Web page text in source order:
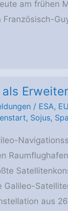
am frühen
Französisch-
/ ESA,
, Sojus,
Galileo-
aus